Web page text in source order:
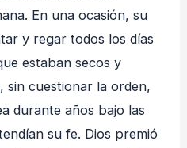
En una ocasión, su
y regar todos los días
estaban secos y
sin cuestionar la orden,
durante años bajo las
su fe. Dios premió